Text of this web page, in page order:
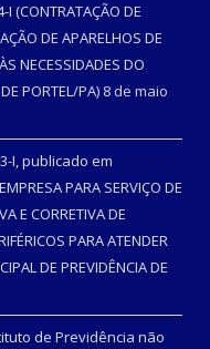
(CONTRATAÇÃO DE
DE APARELHOS DE
NECESSIDADES DO
PORTEL/PA) 8 de maio
I, publicado em
PARA SERVIÇO DE
E CORRETIVA DE
PARA ATENDER
DE PREVIDÊNCIA DE
de Previdência não